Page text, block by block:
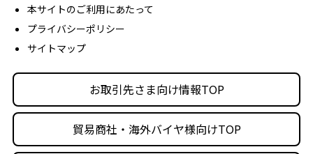
経営理念
沿革
丸京の事業体
人材育成・社会活動
本サイトのご利用にあたって
プライバシーポリシー
サイトマップ
お取引先さま向け情報TOP
貿易商社・海外バイヤ様向けTOP